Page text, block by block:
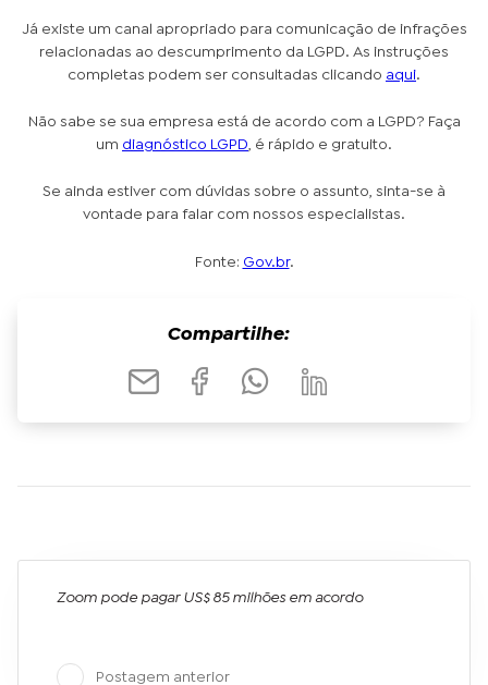
Já existe um canal apropriado para comunicação de infrações
relacionadas ao descumprimento da LGPD. As instruções
completas podem ser consultadas clicando aqui.
Não sabe se sua empresa está de acordo com a LGPD? Faça
um diagnóstico LGPD , é rápido e gratuito.
Se ainda estiver com dúvidas sobre o assunto, sinta-se à
vontade para falar com nossos especialistas.
Fonte: Gov.br.
Compartilhe:
Zoom pode pagar US$ 85 milhões em acordo
Postagem anterior